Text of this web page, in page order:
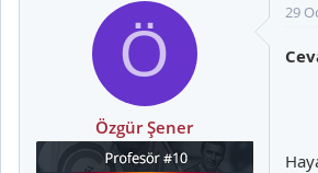
Ö
Özgür Şener
29